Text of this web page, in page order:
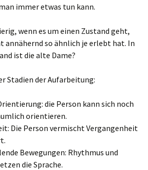
immer etwas tun kann.
wenn es um einen Zustand geht,
annähernd so ähnlich je erlebt hat. In
ist die alte Dame?
Stadien der Aufarbeitung:
die Person kann sich noch
orientieren.
Die Person vermischt Vergangenheit
Bewegungen: Rhythmus und
die Sprache.